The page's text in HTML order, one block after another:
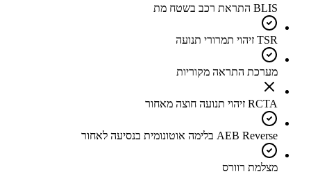
BLIS התראת רכב בשטח מת
TSR זיהוי תמרורי תנועה
מערכת התראה מקוריות
RCTA זיהוי תנועה חוצה מאחור
AEB Reverse בלימה אוטונומית בנסיעה לאחור
מצלמת רוורס